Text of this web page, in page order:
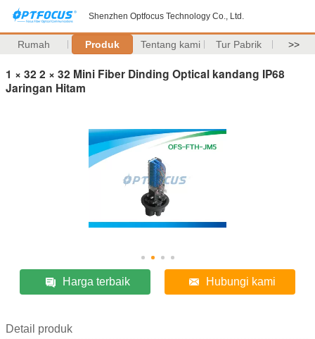
Shenzhen Optfocus Technology Co., Ltd.
Rumah Produk Tentang kami Tur Pabrik >>
1 × 32 2 × 32 Mini Fiber Dinding Optical kandang IP68
Jaringan Hitam
Harga terbaik Hubungi kami
Detail produk